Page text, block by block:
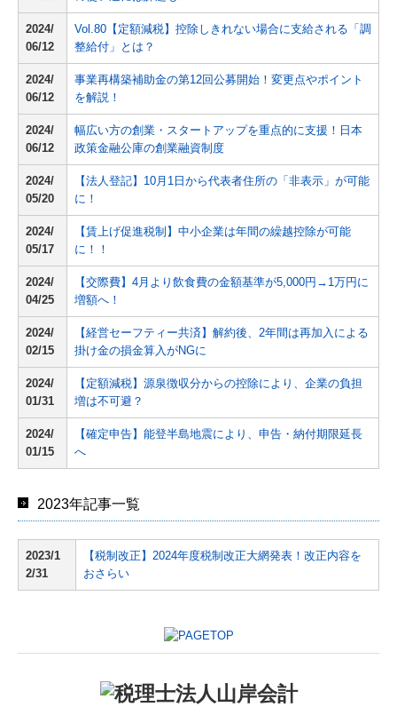
2024/
06/12
Vol.80【定額減税】控除しきれない場合に支給される「調
整給付」とは？
2024/
06/12
事業再構築補助金の第12回公募開始！変更点やポイント
を解説！
2024/
06/12
幅広い方の創業・スタートアップを重点的に支援！日本
政策金融公庫の創業融資制度
2024/
05/20
【法人登記】10月1日から代表者住所の「非表示」が可能
に！
2024/
05/17
【賃上げ促進税制】中小企業は年間の繰越控除が可能
に！！
2024/
04/25
【交際費】4月より飲食費の金額基準が5,000円→1万円に
増額へ！
2024/
02/15
【経営セーフティー共済】解約後、2年間は再加入による
掛け金の損金算入がNGに
2024/
01/31
【定額減税】源泉徴収分からの控除により、企業の負担
増は不可避？
2024/
01/15
【確定申告】能登半島地震により、申告・納付期限延長
へ
2023年記事一覧
2023/1
2/31
【税制改正】2024年度税制改正大網発表！改正内容を
おさらい